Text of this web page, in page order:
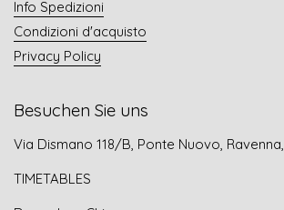
Info Spedizioni
Condizioni d'acquisto
Privacy Policy
Besuchen Sie uns
Via Dismano 118/B, Ponte Nuovo, Ravenna,
TIMETABLES